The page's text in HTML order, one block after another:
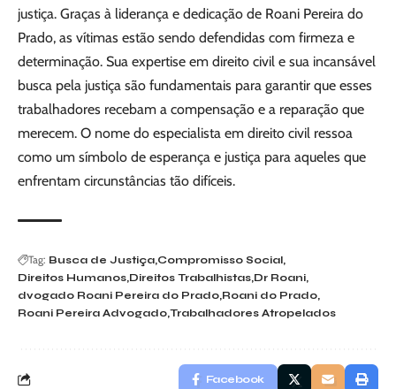
justiça. Graças à liderança e dedicação de Roani Pereira do
Prado, as vítimas estão sendo defendidas com firmeza e
determinação. Sua expertise em direito civil e sua incansável
busca pela justiça são fundamentais para garantir que esses
trabalhadores recebam a compensação e a reparação que
merecem. O nome do especialista em direito civil ressoa
como um símbolo de esperança e justiça para aqueles que
enfrentam circunstâncias tão difíceis.
Tag: Busca de Justiça Compromisso Social
Direitos Humanos Direitos Trabalhistas Dr Roani
dvogado Roani Pereira do Prado Roani do Prado
Roani Pereira Advogado Trabalhadores Atropelados
Facebook